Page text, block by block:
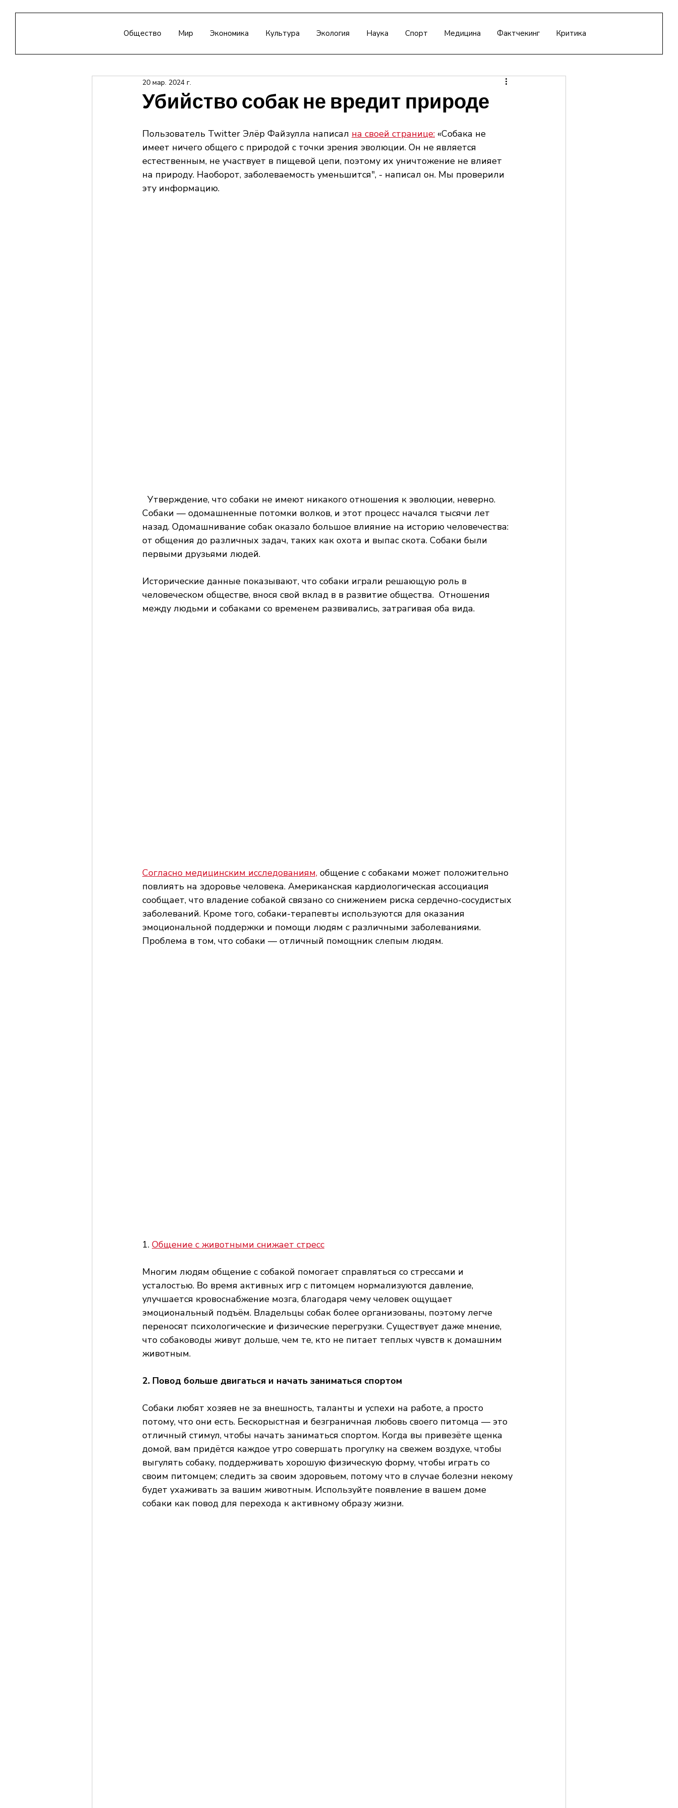
Общество Мир Экономика Культура Экология Наука Спорт Медицина Фактчекинг Критика
Убийство собак не вредит природе
20 мар. 2024 г.
Пользователь Twitter Элёр Файзулла написал на своей странице: «Собака не
имеет ничего общего с природой с точки зрения эволюции. Он не является
естественным, не участвует в пищевой цепи, поэтому их уничтожение не влияет
на природу. Наоборот, заболеваемость уменьшится", - написал он. Мы проверили
эту информацию.
Утверждение, что собаки не имеют никакого отношения к эволюции, неверно.
Собаки — одомашненные потомки волков, и этот процесс начался тысячи лет
назад. Одомашнивание собак оказало большое влияние на историю человечества:
от общения до различных задач, таких как охота и выпас скота. Собаки были
первыми друзьями людей.
Исторические данные показывают, что собаки играли решающую роль в
человеческом обществе, внося свой вклад в в развитие общества.  Отношения
между людьми и собаками со временем развивались, затрагивая оба вида.
Согласно медицинским исследованиям, общение с собаками может положительно
повлиять на здоровье человека. Американская кардиологическая ассоциация
сообщает, что владение собакой связано со снижением риска сердечно-сосудистых
заболеваний. Кроме того, собаки-терапевты используются для оказания
эмоциональной поддержки и помощи людям с различными заболеваниями.
Проблема в том, что собаки — отличный помощник слепым людям.
1. Общение с животными снижает стресс
Многим людям общение с собакой помогает справляться со стрессами и
усталостью. Во время активных игр с питомцем нормализуются давление,
улучшается кровоснабжение мозга, благодаря чему человек ощущает
эмоциональный подъём. Владельцы собак более организованы, поэтому легче
переносят психологические и физические перегрузки. Существует даже мнение,
что собаководы живут дольше, чем те, кто не питает теплых чувств к домашним
животным.
2. Повод больше двигаться и начать заниматься спортом
Собаки любят хозяев не за внешность, таланты и успехи на работе, а просто
потому, что они есть. Бескорыстная и безграничная любовь своего питомца — это
отличный стимул, чтобы начать заниматься спортом. Когда вы привезёте щенка
домой, вам придётся каждое утро совершать прогулку на свежем воздухе, чтобы
выгулять собаку, поддерживать хорошую физическую форму, чтобы играть со
своим питомцем; следить за своим здоровьем, потому что в случае болезни некому
будет ухаживать за вашим животным. Используйте появление в вашем доме
собаки как повод для перехода к активному образу жизни.